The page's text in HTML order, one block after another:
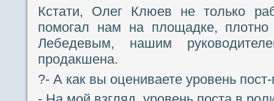
Кстати, Олег Клюев не только
помогал нам на площадке,
Лебедевым, нашим
продакшена.
?- А как вы оцениваете уровень